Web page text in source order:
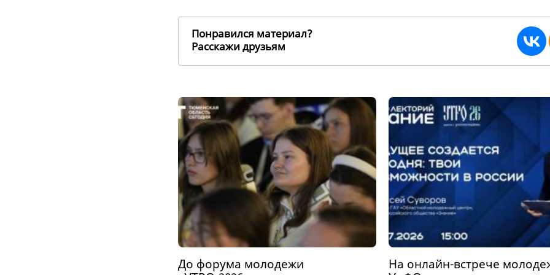
Понравился материал?
Расскажи друзьям
До форума молодежи
На онлайн-встрече